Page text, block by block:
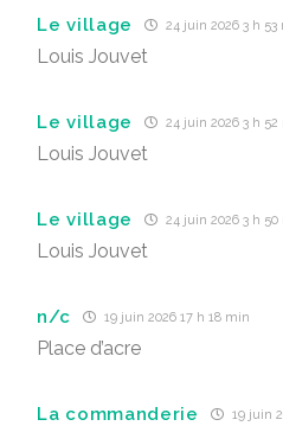
Le village 24 juin 2026 3 h 53
Louis Jouvet
Le village 24 juin 2026 3 h 52
Louis Jouvet
Le village 24 juin 2026 3 h 50
Louis Jouvet
n/c 19 juin 2026 17 h 18 min
Place d’acre
La commanderie 19 juin